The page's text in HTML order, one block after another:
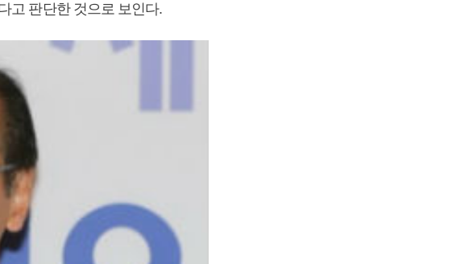
고 판단한 것으로 보인다.